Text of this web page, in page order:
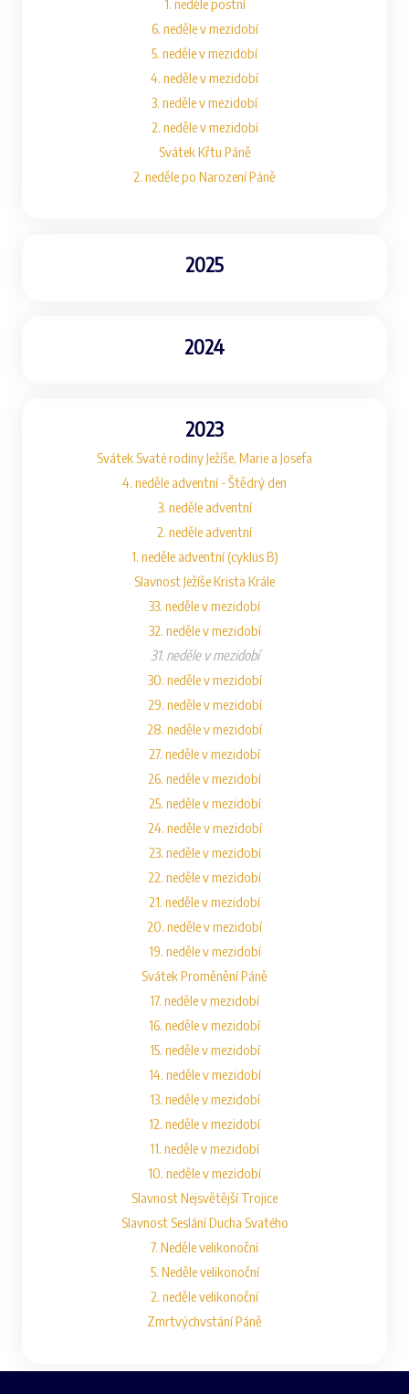
1. neděle postní
6. neděle v mezidobí
5. neděle v mezidobí
4. neděle v mezidobí
3. neděle v mezidobí
2. neděle v mezidobí
Svátek Křtu Páně
2. neděle po Narození Páně
2025
2024
2023
Svátek Svaté rodiny Ježíše, Marie a Josefa
4. neděle adventní - Štědrý den
3. neděle adventní
2. neděle adventní
1. neděle adventní (cyklus B)
Slavnost Ježíše Krista Krále
33. neděle v mezidobí
32. neděle v mezidobí
31. neděle v mezidobí
30. neděle v mezidobí
29. neděle v mezidobí
28. neděle v mezidobí
27. neděle v mezidobí
26. neděle v mezidobí
25. neděle v mezidobí
24. neděle v mezidobí
23. neděle v mezidobí
22. neděle v mezidobí
21. neděle v mezidobí
20. neděle v mezidobí
19. neděle v mezidobí
Svátek Proměnění Páně
17. neděle v mezidobí
16. neděle v mezidobí
15. neděle v mezidobí
14. neděle v mezidobí
13. neděle v mezidobí
12. neděle v mezidobí
11. neděle v mezidobí
10. neděle v mezidobí
Slavnost Nejsvětější Trojice
Slavnost Seslání Ducha Svatého
7. Neděle velikonoční
5. Neděle velikonoční
2. neděle velikonoční
Zmrtvýchvstání Páně